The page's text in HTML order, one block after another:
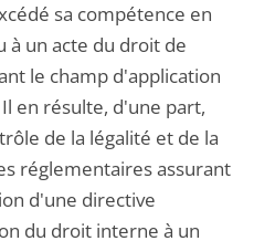
sa compétence en
à un acte du droit de
le champ d'application
en résulte, d'une part,
de la légalité et de la
réglementaires assurant
d'une directive
du droit interne à un